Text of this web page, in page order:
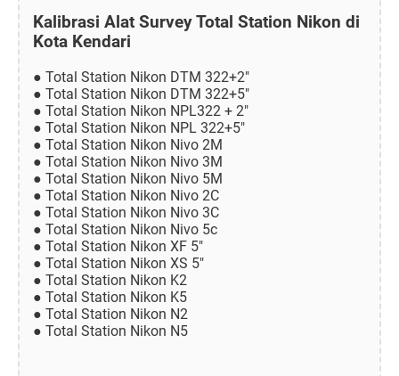
Kalibrasi Alat Survey Total Station Nikon di
Kota Kendari
● Total Station Nikon DTM 322+2"
● Total Station Nikon DTM 322+5"
● Total Station Nikon NPL322 + 2"
● Total Station Nikon NPL 322+5"
● Total Station Nikon Nivo 2M
● Total Station Nikon Nivo 3M
● Total Station Nikon Nivo 5M
● Total Station Nikon Nivo 2C
● Total Station Nikon Nivo 3C
● Total Station Nikon Nivo 5c
● Total Station Nikon XF 5"
● Total Station Nikon XS 5"
● Total Station Nikon K2
● Total Station Nikon K5
● Total Station Nikon N2
● Total Station Nikon N5